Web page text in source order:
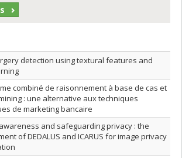
en ordre croissant
par titre en ordre croissant
detection using textural features and
combiné de raisonnement à base de cas et
: une alternative aux techniques
de marketing bancaire
and safeguarding privacy : the
of DEDALUS and ICARUS for image privacy